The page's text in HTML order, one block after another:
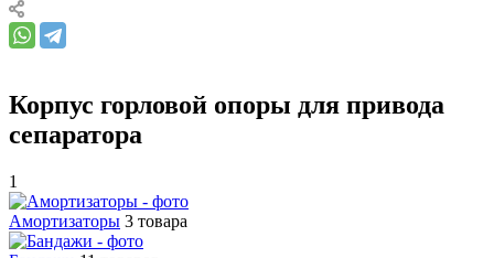
Корпус горловой опоры для привода
сепаратора
1
Амортизаторы 3 товара